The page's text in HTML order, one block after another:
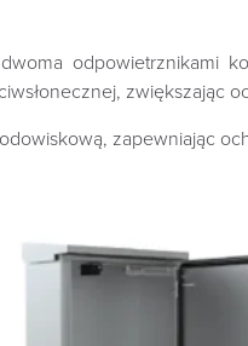
odpowietrznikami
zwiększając
zapewniając